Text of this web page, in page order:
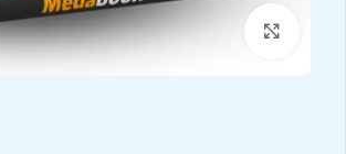
بزرگنمایی تصویر